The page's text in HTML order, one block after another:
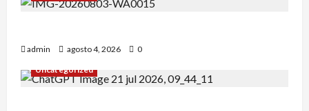
admin agosto 4, 2026
0
Uncategorized